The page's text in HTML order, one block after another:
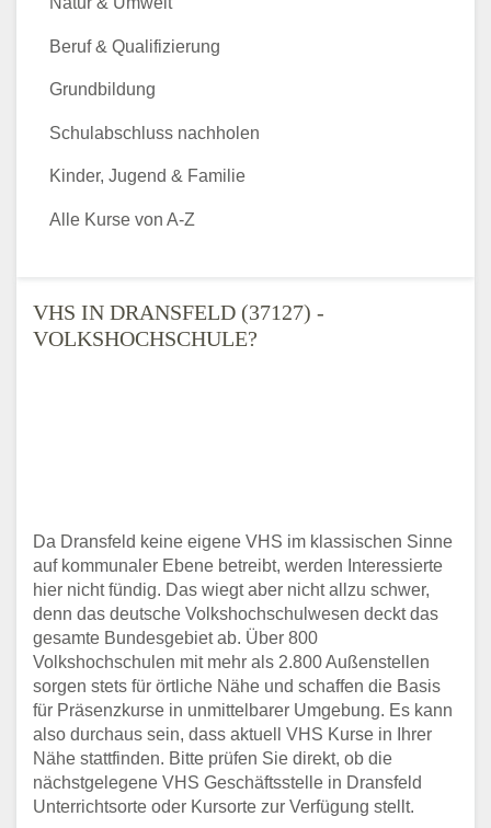
VHS IN DRANSFELD (37127) -
VOLKSHOCHSCHULE?
Da Dransfeld keine eigene VHS im klassischen Sinne
auf kommunaler Ebene betreibt, werden Interessierte
hier nicht fündig. Das wiegt aber nicht allzu schwer,
denn das deutsche Volkshochschulwesen deckt das
gesamte Bundesgebiet ab. Über 800
Volkshochschulen mit mehr als 2.800 Außenstellen
sorgen stets für örtliche Nähe und schaffen die Basis
für Präsenzkurse in unmittelbarer Umgebung. Es kann
also durchaus sein, dass aktuell VHS Kurse in Ihrer
Nähe stattfinden. Bitte prüfen Sie direkt, ob die
nächstgelegene VHS Geschäftsstelle in Dransfeld
Unterrichtsorte oder Kursorte zur Verfügung stellt.
Beruf & Qualifizierung
Grundbildung
Schulabschluss nachholen
Kinder, Jugend & Familie
Alle Kurse von A-Z